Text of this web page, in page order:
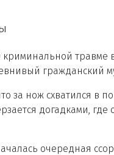
травме
гражданский
за нож схватился в
догадками, где
очередная